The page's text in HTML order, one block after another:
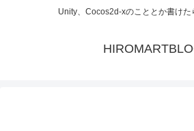
Unity、Cocos2d-xのこととか書けた